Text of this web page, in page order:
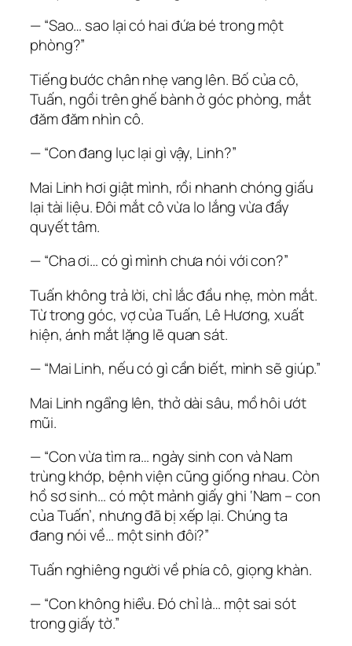
— “Sao… sao lại có hai đứa bé trong một
phòng?”
Tiếng bước chân nhẹ vang lên. Bố của cô,
Tuấn, ngồi trên ghế bành ở góc phòng, mắt
đăm đăm nhìn cô.
— “Con đang lục lại gì vậy, Linh?”
Mai Linh hơi giật mình, rồi nhanh chóng giấu
lại tài liệu. Đôi mắt cô vừa lo lắng vừa đầy
quyết tâm.
— “Cha ơi… có gì mình chưa nói với con?”
Tuấn không trả lời, chỉ lắc đầu nhẹ, mòn mắt.
Từ trong góc, vợ của Tuấn, Lê Hương, xuất
hiện, ánh mắt lặng lẽ quan sát.
— “Mai Linh, nếu có gì cần biết, mình sẽ giúp.”
Mai Linh ngẩng lên, thở dài sâu, mồ hôi ướt
mũi.
— “Con vừa tìm ra… ngày sinh con và Nam
trùng khớp, bệnh viện cũng giống nhau. Còn
hồ sơ sinh… có một mảnh giấy ghi ‘Nam – con
của Tuấn’, nhưng đã bị xếp lại. Chúng ta
đang nói về… một sinh đôi?”
Tuấn nghiêng người về phía cô, giọng khàn.
— “Con không hiểu. Đó chỉ là… một sai sót
trong giấy tờ.”